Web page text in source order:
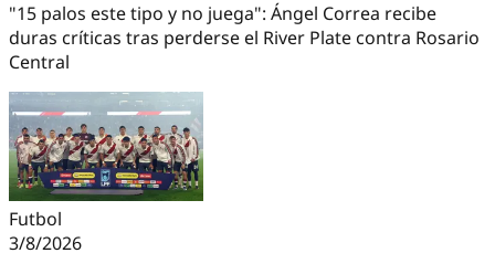
"15 palos este tipo y no juega": Ángel Correa recibe
duras críticas tras perderse el River Plate contra Rosario
Central
Futbol
3/8/2026